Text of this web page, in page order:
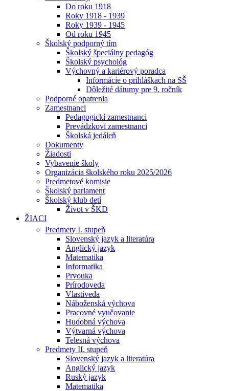
Do roku 1918
Roky 1918 - 1939
Roky 1939 - 1945
Od roku 1945
Školský podporný tím
Školský špeciálny pedagóg
Školský psychológ
Výchovný a kariérový poradca
Informácie o prihláškach na SŠ
Dôležité dátumy pre 9. ročník
Podporné opatrenia
Zamestnanci
Pedagogickí zamestnanci
Prevádzkoví zamestnanci
Školská jedáleň
Dokumenty
Žiadosti
Vybavenie školy
Organizácia školského roku 2025/2026
Predmetové komisie
Školský parlament
Školský klub detí
Život v ŠKD
ŽIACI
Predmety I. stupeň
Slovenský jazyk a literatúra
Anglický jazyk
Matematika
Informatika
Prvouka
Prírodoveda
Vlastiveda
Náboženská výchova
Pracovné vyučovanie
Hudobná výchova
Výtvarná výchova
Telesná výchova
Predmety II. stupeň
Slovenský jazyk a literatúra
Anglický jazyk
Ruský jazyk
Matematika